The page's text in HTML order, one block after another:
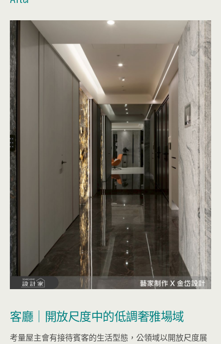
客廳｜開放尺度中的低調奢雅場域
考量屋主會有接待賓客的生活型態，公領域以開放尺度展